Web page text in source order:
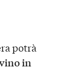
potrà
in